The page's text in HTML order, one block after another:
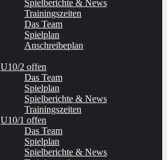
Spielberichte & News
Trainingszeiten
Das Team
Spielplan
Anschreibeplan
U10/2 offen
Das Team
Spielplan
Spielberichte & News
Trainingszeiten
U10/1 offen
Das Team
Spielplan
Spielberichte & News